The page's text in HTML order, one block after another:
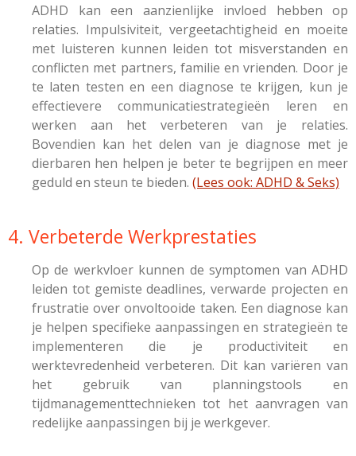
ADHD kan een aanzienlijke invloed hebben op
relaties. Impulsiviteit, vergeetachtigheid en moeite
met luisteren kunnen leiden tot misverstanden en
conflicten met partners, familie en vrienden. Door je
te laten testen en een diagnose te krijgen, kun je
effectievere communicatiestrategieën leren en
werken aan het verbeteren van je relaties.
Bovendien kan het delen van je diagnose met je
dierbaren hen helpen je beter te begrijpen en meer
geduld en steun te bieden. (Lees ook: ADHD & Seks)
4. Verbeterde Werkprestaties
Op de werkvloer kunnen de symptomen van ADHD
leiden tot gemiste deadlines, verwarde projecten en
frustratie over onvoltooide taken. Een diagnose kan
je helpen specifieke aanpassingen en strategieën te
implementeren die je productiviteit en
werktevredenheid verbeteren. Dit kan variëren van
het gebruik van planningstools en
tijdmanagementtechnieken tot het aanvragen van
redelijke aanpassingen bij je werkgever.